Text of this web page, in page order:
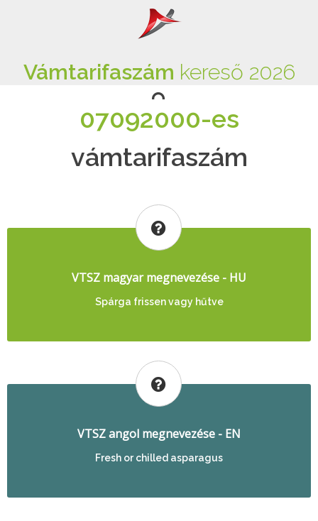
Vámtarifaszám kereső 2026
07092000-es
vámtarifaszám
VTSZ magyar megnevezése - HU
Spárga frissen vagy hűtve
VTSZ angol megnevezése - EN
Fresh or chilled asparagus